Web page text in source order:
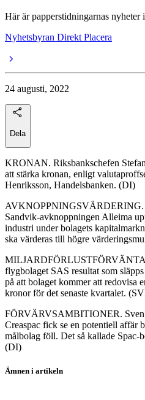
Här är papperstidningarnas nyheter
Nyhetsbyran Direkt Placera
24 augusti, 2022
Dela
KRONAN. Riksbankschefen
att stärka kronan, enligt
Henriksson, Handelsbanken. (DI)
AVKNOPPNINGSVÄRDERING.
Sandvik-avknoppningen Alleima
industri under bolagets
ska värderas till högre
flygbolaget SAS resultat som
på att bolaget kommer att redovisa
kronor för det senaste kvartalet.
FÖRVÄRVSAMBITIONER. Sven
Creaspac fick se en potentiell affär
målbolag föll. Det så kallade Spac-
(DI)
Ämnen i artikeln